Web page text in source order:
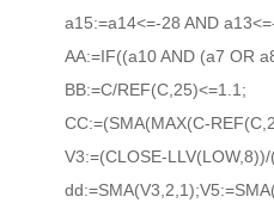
a15:=a14<=-28 AND
AA:=IF((a10 AND (a7 OR
BB:=C/REF(C,25)<=1.1;
CC:=(SMA(MAX(C-
V3:=(CLOSE-